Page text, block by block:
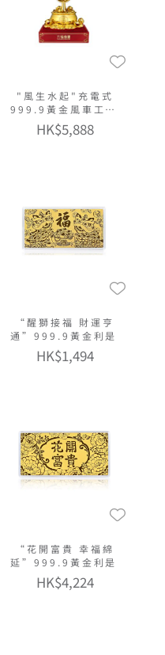
"風生水起"充電式
999.9黃金風車工藝
品
HK$5,888
“醒獅接福 財運亨
通”999.9黃金利是
HK$1,494
“花開富貴 幸福綿
延”999.9黃金利是
HK$4,224